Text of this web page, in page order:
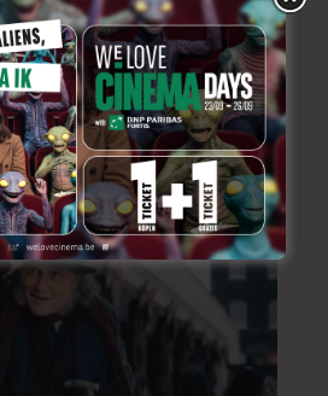
nu ook uitgenodigd voor